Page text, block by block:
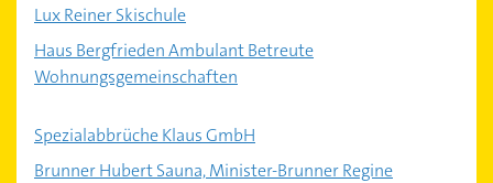
Lux Reiner Skischule
Haus Bergfrieden Ambulant Betreute
Wohnungsgemeinschaften
Spezialabbrüche Klaus GmbH
Brunner Hubert Sauna, Minister-Brunner Regine